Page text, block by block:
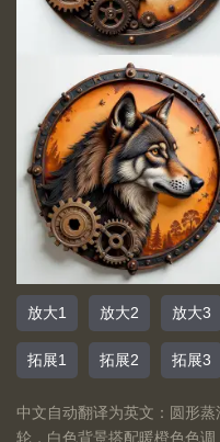
放大1 放大2 放大3
拓展1 拓展2 拓展3
中文自动翻译为英文：圆形
轮，白色背景搭配暖橙色色调